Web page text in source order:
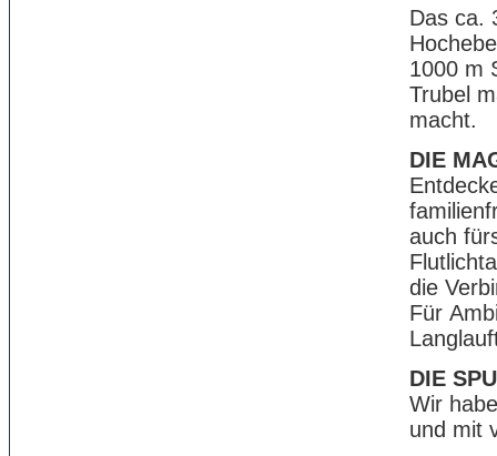
Das ca.
1000 m
Trubel
macht.
DIE
auch
die
Für
DIE
Wir
und mit